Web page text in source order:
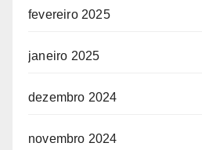
fevereiro 2025
janeiro 2025
dezembro 2024
novembro 2024